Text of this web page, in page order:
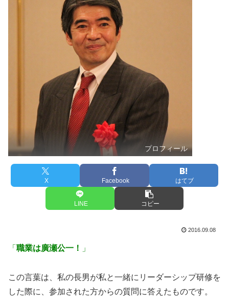
プロフィール
X Facebook はてブ
LINE コピー
2016.09.08
「 職業は廣瀬公一！ 」
この言葉は、私の長男が私と一緒にリーダーシップ研修を
した際に、参加された方からの質問に答えたものです。